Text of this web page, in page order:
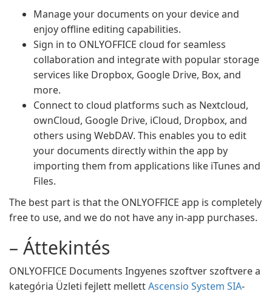
Manage your documents on your device and
enjoy offline editing capabilities.
Sign in to ONLYOFFICE cloud for seamless
collaboration and integrate with popular storage
services like Dropbox, Google Drive, Box, and
more.
Connect to cloud platforms such as Nextcloud,
ownCloud, Google Drive, iCloud, Dropbox, and
others using WebDAV. This enables you to edit
your documents directly within the app by
importing them from applications like iTunes and
Files.
The best part is that the ONLYOFFICE app is completely
free to use, and we do not have any in-app purchases.
– Áttekintés
ONLYOFFICE Documents Ingyenes szoftver szoftvere a
kategória Üzleti fejlett mellettAscensio System SIA-